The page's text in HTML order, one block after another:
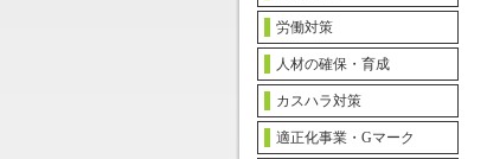
労働対策
人材の確保・育成
カスハラ対策
適正化事業・Gマーク